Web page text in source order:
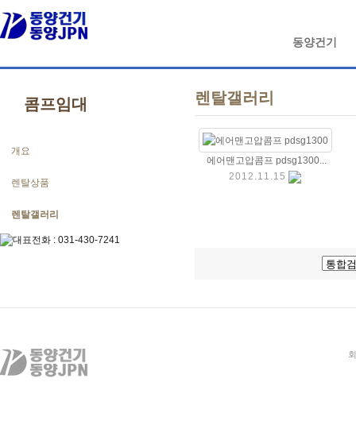
동양건기
콤프임대
개요
렌탈상품
렌탈갤러리
렌탈갤러리
에어맨고압콤프 pdsg1300...
2012.11.15